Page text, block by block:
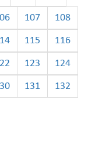
107 108
115 116
123 124
131 132